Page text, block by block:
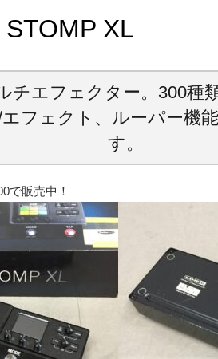
XL
チエフェクター。300種
フェクト、ルーパー機
す。
で販売中！